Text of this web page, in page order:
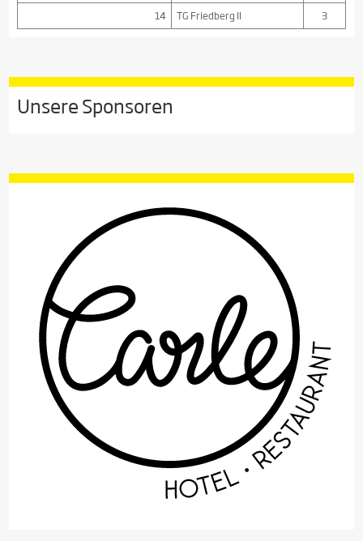
14
TG Friedberg II 3
Unsere Sponsoren